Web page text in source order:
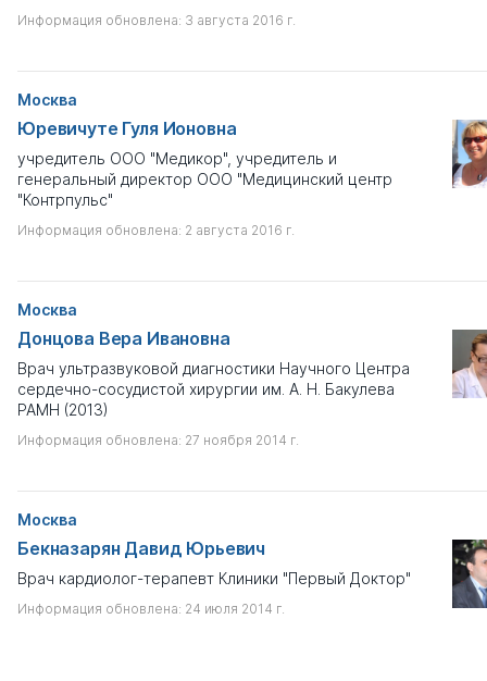
Информация обновлена: 3 августа 2016 г.
Москва
Юревичуте Гуля Ионовна
учредитель ООО "Медикор", учредитель и
генеральный директор ООО "Медицинский центр
"Контрпульс"
Информация обновлена: 2 августа 2016 г.
Москва
Донцова Вера Ивановна
Врач ультразвуковой диагностики Научного Центра
сердечно-сосудистой хирургии им. А. Н. Бакулева
РАМН (2013)
Информация обновлена: 27 ноября 2014 г.
Москва
Бекназарян Давид Юрьевич
Врач кардиолог-терапевт Клиники "Первый Доктор"
Информация обновлена: 24 июля 2014 г.
Имеются признаки научной недобросовестности
Выберите
Только с профайлом
Показать результаты
Сбросить